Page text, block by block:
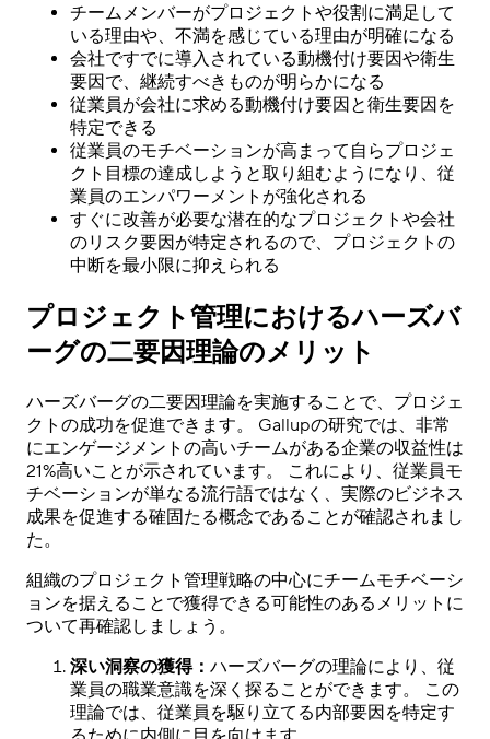
チームメンバーがプロジェクトや役割に満足して
いる理由や、不満を感じている理由が明確になる
会社ですでに導入されている動機付け要因や衛生
要因で、継続すべきものが明らかになる
従業員が会社に求める動機付け要因と衛生要因を
特定できる
従業員のモチベーションが高まって自らプロジェ
クト目標の達成しようと取り組むようになり、従
業員のエンパワーメントが強化される
すぐに改善が必要な潜在的なプロジェクトや会社
のリスク要因が特定されるので、プロジェクトの
中断を最小限に抑えられる
プロジェクト管理におけるハーズバ
ーグの二要因理論のメリット
ハーズバーグの二要因理論を実施することで、プロジェ
クトの成功を促進できます。 Gallupの研究では、非常
にエンゲージメントの高いチームがある企業の収益性は
21%高いことが示されています。 これにより、従業員モ
チベーションが単なる流行語ではなく、実際のビジネス
成果を促進する確固たる概念であることが確認されまし
た。
組織のプロジェクト管理戦略の中心にチームモチベーシ
ョンを据えることで獲得できる可能性のあるメリットに
ついて再確認しましょう。
深い洞察の獲得： ハーズバーグの理論により、従
業員の職業意識を深く探ることができます。 この
理論では、従業員を駆り立てる内部要因を特定す